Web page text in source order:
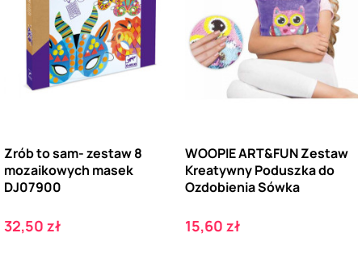
Zrób to sam- zestaw 8
mozaikowych masek
DJ07900
Cena
32,50 zł
WOOPIE ART&FUN Zestaw
Kreatywny Poduszka do
Ozdobienia Sówka
Cena
15,60 zł